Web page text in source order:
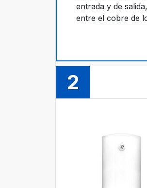
entrada y de
entre el cobre de
2